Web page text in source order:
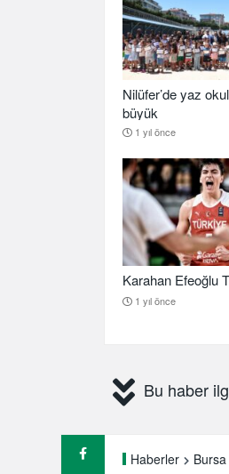
Nilüfer’de yaz
büyük
1 yıl önce
Karahan Efeoğlu
1 yıl önce
Bu haber
Haberler Bursa